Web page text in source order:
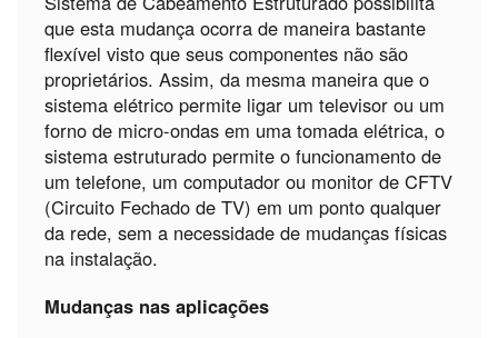
que esta mudança ocorra de maneira bastante
flexível visto que seus componentes não são
proprietários. Assim, da mesma maneira que o
sistema elétrico permite ligar um televisor ou um
forno de micro-ondas em uma tomada elétrica, o
sistema estruturado permite o funcionamento de
um telefone, um computador ou monitor de CFTV
(Circuito Fechado de TV) em um ponto qualquer
da rede, sem a necessidade de mudanças físicas
na instalação.
Mudanças nas aplicações